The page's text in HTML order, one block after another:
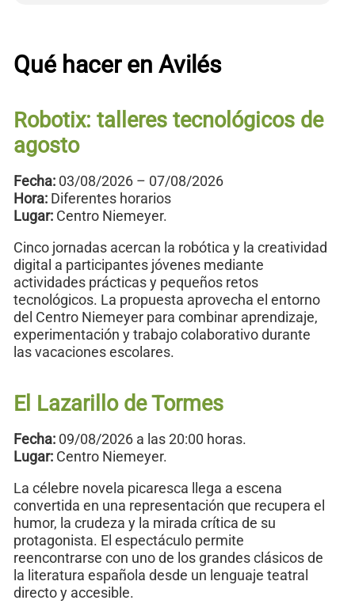
Qué hacer en Avilés
Robotix: talleres tecnológicos de
agosto
Fecha: 03/08/2026 – 07/08/2026
Hora: Diferentes horarios
Lugar: Centro Niemeyer.
Cinco jornadas acercan la robótica y la creatividad
digital a participantes jóvenes mediante
actividades prácticas y pequeños retos
tecnológicos. La propuesta aprovecha el entorno
del Centro Niemeyer para combinar aprendizaje,
experimentación y trabajo colaborativo durante
las vacaciones escolares.
El Lazarillo de Tormes
Fecha: 09/08/2026 a las 20:00 horas.
Lugar: Centro Niemeyer.
La célebre novela picaresca llega a escena
convertida en una representación que recupera el
humor, la crudeza y la mirada crítica de su
protagonista. El espectáculo permite
reencontrarse con uno de los grandes clásicos de
la literatura española desde un lenguaje teatral
directo y accesible.